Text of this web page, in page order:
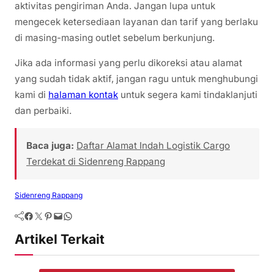
aktivitas pengiriman Anda. Jangan lupa untuk
mengecek ketersediaan layanan dan tarif yang berlaku
di masing-masing outlet sebelum berkunjung.
Jika ada informasi yang perlu dikoreksi atau alamat
yang sudah tidak aktif, jangan ragu untuk menghubungi
kami di halaman kontak untuk segera kami tindaklanjuti
dan perbaiki.
Baca juga: Daftar Alamat Indah Logistik Cargo
Terdekat di Sidenreng Rappang
Sidenreng Rappang
Artikel Terkait